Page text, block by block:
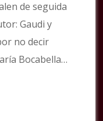
de seguida
Gaudi y
no decir
Bocabella…